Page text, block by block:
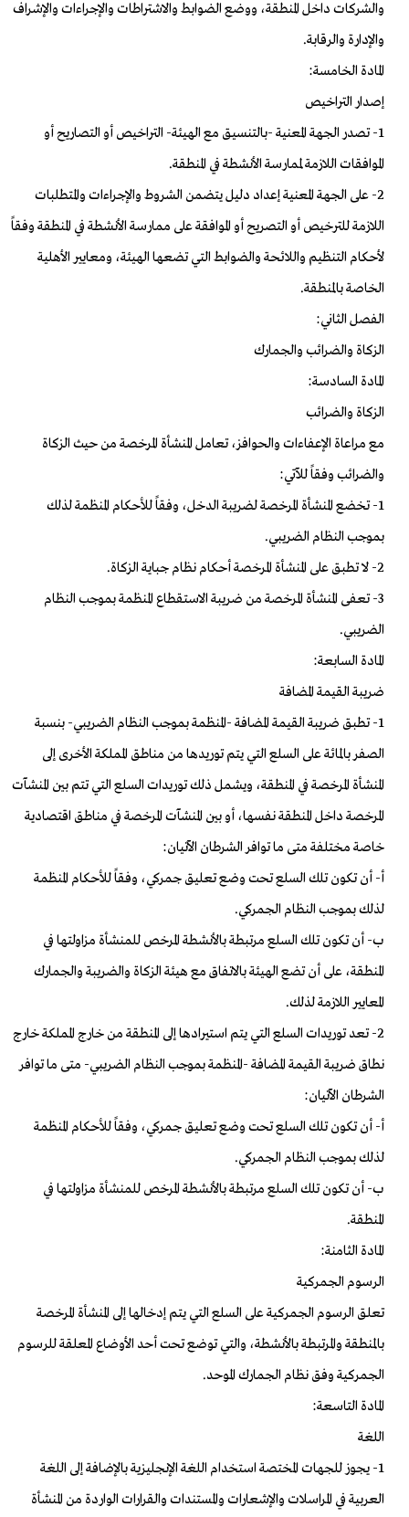
والشركات داخل المنطقة، ووضع الضوابط والاشتراطات والإجراءات والإشراف
والإدارة والرقابة.
المادة الخامسة:
إصدار التراخيص
1- تصدر الجهة المعنية -بالتنسيق مع الهيئة- التراخيص أو التصاريح أو
الموافقات اللازمة لممارسة الأنشطة في المنطقة.
2- على الجهة المعنية إعداد دليل يتضمن الشروط والإجراءات والمتطلبات
اللازمة للترخيص أو التصريح أو الموافقة على ممارسة الأنشطة في المنطقة وفقاً
لأحكام التنظيم واللائحة والضوابط التي تضعها الهيئة، ومعايير الأهلية
الخاصة بالمنطقة.
الفصل الثاني:
الزكاة والضرائب والجمارك
المادة السادسة:
الزكاة والضرائب
مع مراعاة الإعفاءات والحوافز، تعامل المنشأة المرخصة من حيث الزكاة
والضرائب وفقاً للآتي:
1- تخضع المنشأة المرخصة لضريبة الدخل، وفقاً للأحكام المنظمة لذلك
بموجب النظام الضريبي.
2- لا تطبق على المنشأة المرخصة أحكام نظام جباية الزكاة.
3- تعفى المنشأة المرخصة من ضريبة الاستقطاع المنظمة بموجب النظام
الضريبي.
المادة السابعة:
ضريبة القيمة المضافة
1- تطبق ضريبة القيمة المضافة -المنظمة بموجب النظام الضريبي- بنسبة
الصفر بالمائة على السلع التي يتم توريدها من مناطق المملكة الأخرى إلى
المنشأة المرخصة في المنطقة، ويشمل ذلك توريدات السلع التي تتم بين المنشآت
المرخصة داخل المنطقة نفسها، أو بين المنشآت المرخصة في مناطق اقتصادية
خاصة مختلفة متى ما توافر الشرطان الآتيان:
أ- أن تكون تلك السلع تحت وضع تعليق جمركي، وفقاً للأحكام المنظمة
لذلك بموجب النظام الجمركي.
ب- أن تكون تلك السلع مرتبطة بالأنشطة المرخص للمنشأة مزاولتها في
المنطقة، على أن تضع الهيئة بالاتفاق مع هيئة الزكاة والضريبة والجمارك
المعايير اللازمة لذلك.
2- تعد توريدات السلع التي يتم استيرادها إلى المنطقة من خارج المملكة خارج
نطاق ضريبة القيمة المضافة -المنظمة بموجب النظام الضريبي- متى ما توافر
الشرطان الآتيان:
أ- أن تكون تلك السلع تحت وضع تعليق جمركي، وفقاً للأحكام المنظمة
لذلك بموجب النظام الجمركي.
ب- أن تكون تلك السلع مرتبطة بالأنشطة المرخص للمنشأة مزاولتها في
المنطقة.
المادة الثامنة:
الرسوم الجمركية
تعلق الرسوم الجمركية على السلع التي يتم إدخالها إلى المنشأة المرخصة
بالمنطقة والمرتبطة بالأنشطة، والتي توضع تحت أحد الأوضاع المعلقة للرسوم
الجمركية وفق نظام الجمارك الموحد.
المادة التاسعة:
اللغة
1- يجوز للجهات المختصة استخدام اللغة الإنجليزية بالإضافة إلى اللغة
العربية في المراسلات والإشعارات والمستندات والقرارات الواردة من المنشأة